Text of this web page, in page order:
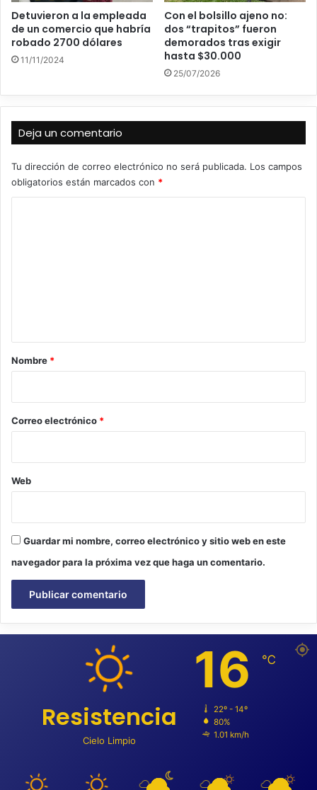
Detuvieron a la empleada
de un comercio que habría
robado 2700 dólares
11/11/2024
Con el bolsillo ajeno no:
dos “trapitos” fueron
demorados tras exigir
hasta $30.000
25/07/2026
Deja un comentario
Tu dirección de correo electrónico no será publicada. Los campos
obligatorios están marcados con *
r
*
Nombre *
Correo electrónico *
Web
Guardar mi nombre, correo electrónico y sitio web en este
navegador para la próxima vez que haga un comentario.
Resistencia
Cielo Limpio
16 ℃
22º - 14º
80%
1.01 km/h